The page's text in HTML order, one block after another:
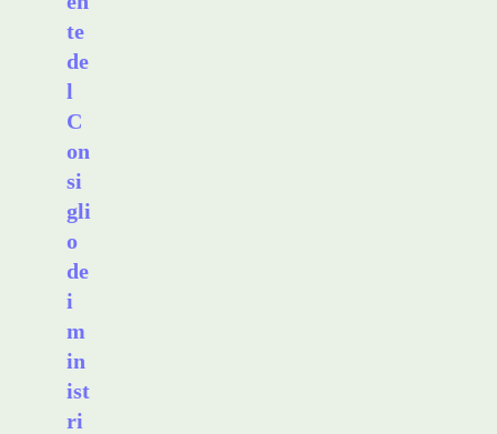
te
de
l
C
on
si
gli
o
de
i
m
in
ist
ri